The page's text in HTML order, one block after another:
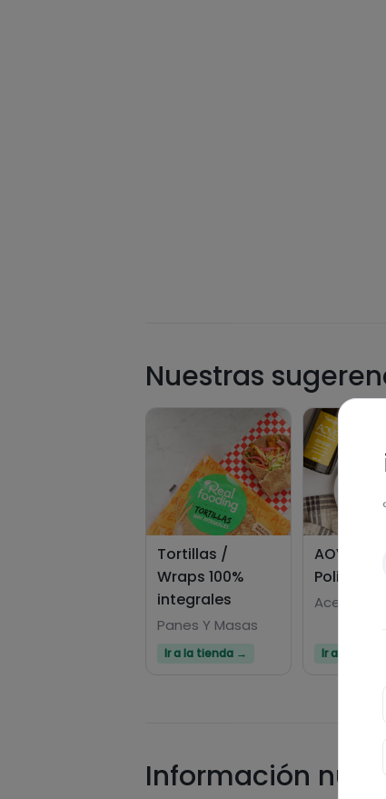
Nuestras
Tortillas /
Wraps 100%
integrales
Panes Y Masas
Ir a la tienda →
AOVE Alto
Polifenoles
Aceites
Ir a la
Información